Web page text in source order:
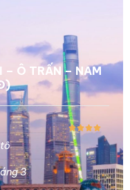
– Ô TRẤN – NAM
3